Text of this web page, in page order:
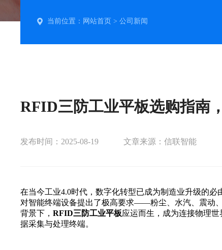
当前位置： 网站首页 >公司新闻
RFID三防工业平板选购指南
发布时间：2025-08-19 文章来源：信联智能
在当今工业4.0时代，数字化转型已成为制造业升级的
对智能终端设备提出了极高要求——粉尘、水汽、震动
背景下，‌RFID三防工业平板‌应运而生，成为连接物理
据采集与处理终端。